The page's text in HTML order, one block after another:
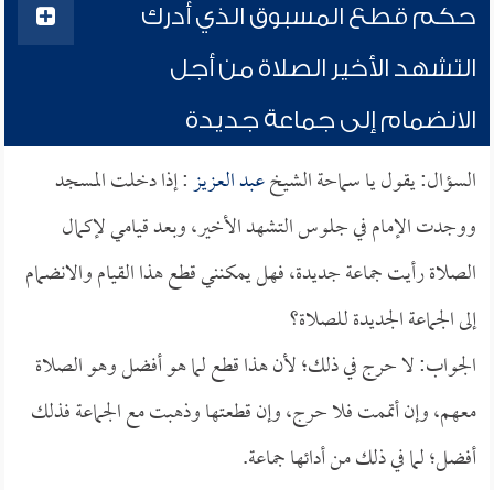
حكم قطع المسبوق الذي أدرك
التشهد الأخير الصلاة من أجل
الانضمام إلى جماعة جديدة
السؤال: يقول يا سماحة الشيخعبد العزيز: إذا دخلت المسجد
ووجدت الإمام في جلوس التشهد الأخير، وبعد قيامي لإكمال
الصلاة رأيت جماعة جديدة، فهل يمكنني قطع هذا القيام والانضمام
إلى الجماعة الجديدة للصلاة؟
الجواب: لا حرج في ذلك؛ لأن هذا قطع لما هو أفضل وهو الصلاة
معهم، وإن أتممت فلا حرج، وإن قطعتها وذهبت مع الجماعة فذلك
أفضل؛ لما في ذلك من أدائها جماعة.